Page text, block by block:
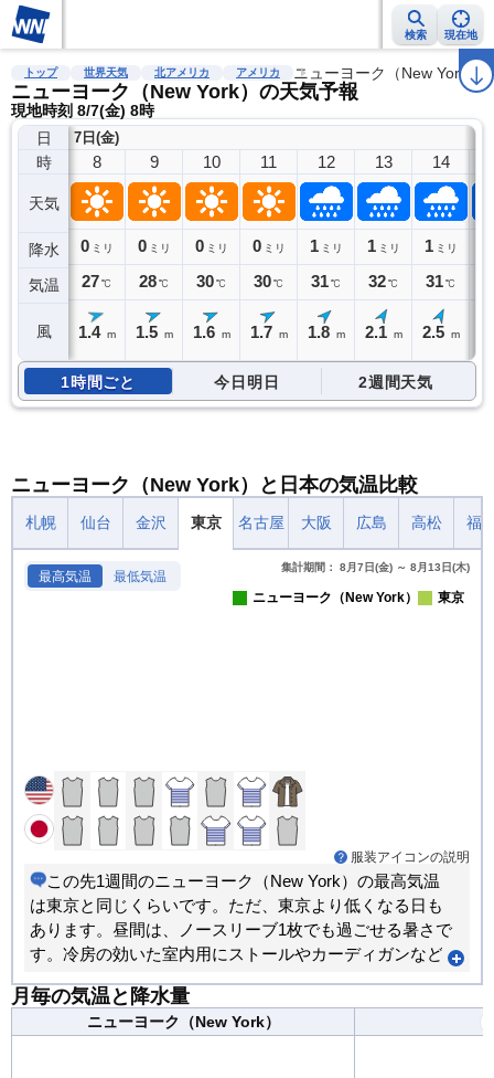
検索 現在地
雨雲レーダー 台風情報 地震情報 警報・注意報 2週間天気 ラ
トップ 世界天気 北アメリカ アメリカ ニューヨーク（New York）
ニューヨーク（New York）の天気予報
現地時刻 8/7(金) 8時
日
時
天気
降水
気温
風
7日(金)
8
0 ミリ
27℃
1.4 m
9
0 ミリ
28℃
1.5 m
10
0 ミリ
30℃
1.6 m
11
0 ミリ
30℃
1.7 m
12
1 ミリ
31℃
1.8 m
13
1 ミリ
32℃
2.1 m
14
1 ミリ
31℃
2.5 m
1時間ごと 今日明日 2週間天気
ニューヨーク（New York）と日本の気温比較
札幌 仙台 金沢 東京 名古屋 大阪 広島 高松 福
最高気温 最低気温
集計期間： 8月7日(金) ～ 8月13日(木)
ニューヨーク（New York） 東京
服装アイコンの説明
この先1週間のニューヨーク（New York）の最高気温
は東京と同じくらいです。ただ、東京より低くなる日も
あります。昼間は、ノースリーブ1枚でも過ごせる暑さで
す。冷房の効いた室内用にストールやカーディガンなど
ります。重ね着で調節できる服装がおすすめです。
月毎の気温と降水量
ニューヨーク（New York）